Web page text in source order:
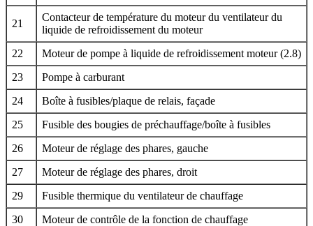
21
Contacteur de température du moteur du ventilateur du
liquide de refroidissement du moteur
22
Moteur de pompe à liquide de refroidissement moteur (2.8)
23
Pompe à carburant
24
Boîte à fusibles/plaque de relais, façade
25
Fusible des bougies de préchauffage/boîte à fusibles
26
Moteur de réglage des phares, gauche
27
Moteur de réglage des phares, droit
29
Fusible thermique du ventilateur de chauffage
30
Moteur de contrôle de la fonction de chauffage